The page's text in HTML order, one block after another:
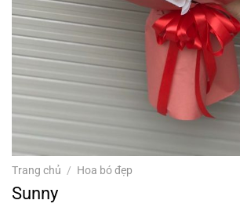
Trang chủ / Hoa bó đẹp
Sunny